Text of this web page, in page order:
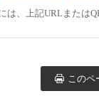
は、上記URLまたは
このペ